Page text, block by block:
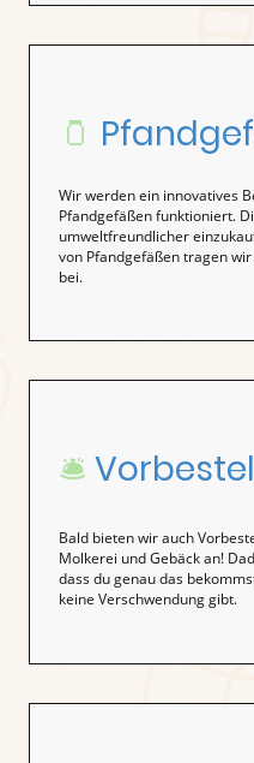
🫙
Wir werden ein innovatives
Pfandgefäßen funktioniert.
umweltfreundlicher
von Pfandgefäßen tragen
bei.
🛎️
Bald bieten wir auch
Molkerei und Gebäck an!
dass du genau das
keine Verschwendung gibt.